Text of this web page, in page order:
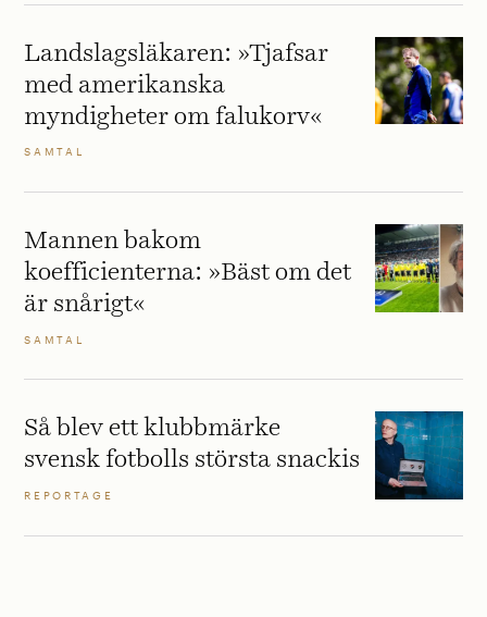
Landslagsläkaren: »Tjafsar
med amerikanska
myndigheter om falukorv«
SAMTAL
Mannen bakom
koefficienterna: »Bäst om det
är snårigt«
SAMTAL
Så blev ett klubbmärke
svensk fotbolls största snackis
REPORTAGE